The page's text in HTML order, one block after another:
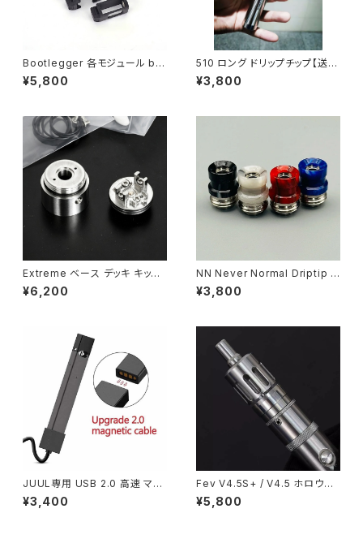
Bootlegger 各モジュール by
Box Mod Mafia【送料無料】
【CLONE】【カスタムモジュール
MJF】【18650×1】【BORO × S
BS 23MM】【all run through
USB】【ハイエンド high end M
od USA】【VAPE 電子タバコ 本
体】
¥5,800
510 ロング ドリップチップ【送料
無料】【YFTK】【not spitback
driptip】【510 規格 DT】【510
¥3,800
Extreme ベース デッキ キット
V2 Fev V4.5 / V4.5S+【送料
無料】【SS316】【Dual post d
FLASH E VAPOR VS VAPE
電子タバコ】【アトマイザー Tan
k Atomizer】
¥6,200
NN Never Normal Driptip f
or BB【送料無料】【カラー各種】
【316ss+Resin】【BB/Billet B
L smok TFV12 Baby Prince
Uwell Crown Valyrian aspir
e】【ドリチ スピットバック】【ベイ
プ 電子タバコ vape】
¥3,800
JUUL専用 USB 2.0 高速 マグ
ネティック 充電 ケーブル (80c
m)【送料無料】【2026 モデル コ
¥3,400
Fev V4.5S+ / V4.5 ホロウキ
ャップ【送料無料】【SS316】【Fla
sh e-Vapor】【23MM YFTK
¥5,800